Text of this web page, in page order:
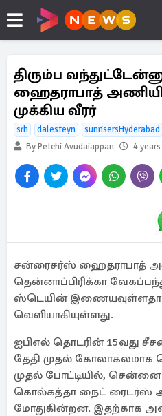
திரும்ப
ஹைதராபாத்
முக்கிய வீரர்
srh dalesteyn
sunrisersHyderabad
By Petchi Avudaiappan
4
சன்ரைசர்ஸ் ஹைதராபாத்
தென்னாப்பிரிக்கா
ஸ்டெயின்
வெளியாகியுள்ளது.
ஐபிஎல் தொடரின் 15வது
தேதி முதல்
முதல் போட்டியில், சென்னை
கொல்கத்தா நைட் ரைடர்ஸ்
மோதுகின்றன. இதற்காக